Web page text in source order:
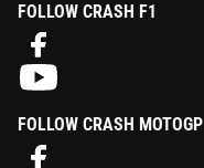
FOLLOW CRASH F1
FOLLOW CRASH MOTOGP